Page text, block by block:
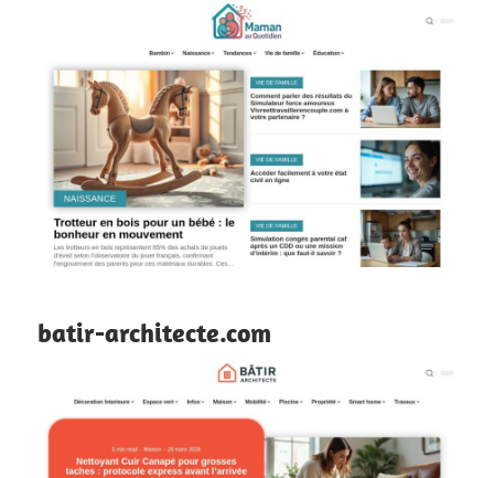
batir-architecte.com